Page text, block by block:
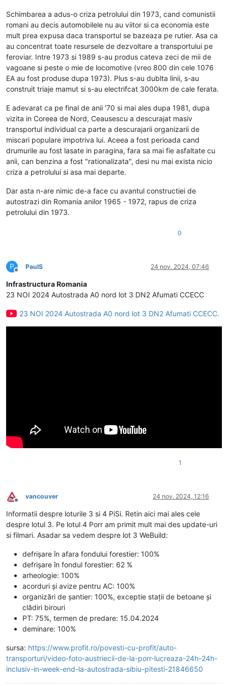
Schimbarea a adus-o criza petrolului din 1973, cand comunistii
romani au decis automobilele nu au viitor si ca economia este
mult prea expusa daca transportul se bazeaza pe rutier. Asa ca
au concentrat toate resursele de dezvoltare a transportului pe
feroviar. Intre 1973 si 1989 s-au produs cateva zeci de mii de
vagoane si peste o mie de locomotive (vreo 800 din cele 1076
EA au fost produse dupa 1973). Plus s-au dublta linii, s-au
construit triaje mamut si s-au electrifcat 3000km de cale ferata.
E adevarat ca pe final de anii '70 si mai ales dupa 1981, dupa
vizita in Coreea de Nord, Ceausescu a descurajat masiv
transportul individual ca parte a descurajarii organizarii de
miscari populare impotriva lui. Aceea a fost perioada cand
drumurile au fost lasate in paragina, fara sa mai fie asfaltate cu
anii, can benzina a fost "rationalizata", desi nu mai exista nicio
criza a petrolului si asa mai departe.
Dar asta n-are nimic de-a face cu avantul constructiei de
autostrazi din Romania anilor 1965 - 1972, rapus de criza
petrolului din 1973.
0
P
Deconectat
PaulS 24 nov. 2024, 07:46
Infrastructura Romania
23 NOI 2024 Autostrada A0 nord lot 3 DN2 Afumati CCECC
23 NOI 2024 Autostrada A0 nord lot 3 DN2 Afumati CCECC.
1
Deconectat
vancouver 24 nov. 2024, 12:16
Informatii despre loturile 3 si 4 PiSi. Retin aici mai ales cele
despre lotul 3. Pe lotul 4 Porr am primit mult mai des update-uri
si filmari. Asadar sa vedem despre lot 3 WeBuild:
defrișare în afara fondului forestier: 100%
defrișare în fondul forestier: 62 %
arheologie: 100%
acorduri și avize pentru AC: 100%
organizări de șantier: 100%, exceptie stații de betoane și
clădiri birouri
PT: 75%, termen de predare: 15.04.2024
deminare: 100%
sursa: https://www.profit.ro/povesti-cu-profit/auto-
transporturi/video-foto-austriecii-de-la-porr-lucreaza-24h-24h-
inclusiv-in-week-end-la-autostrada-sibiu-pitesti-21846650